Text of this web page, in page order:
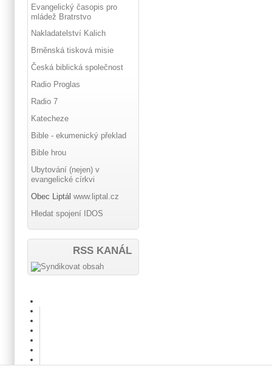
Evangelický časopis pro
mládež Bratrstvo
Nakladatelství Kalich
Brněnská tisková misie
Česká biblická společnost
Radio Proglas
Radio 7
Katecheze
Bible - ekumenický překlad
Bible hrou
Ubytování (nejen) v
evangelické církvi
Obec Liptál www.liptal.cz
Hledat spojení IDOS
RSS KANÁL